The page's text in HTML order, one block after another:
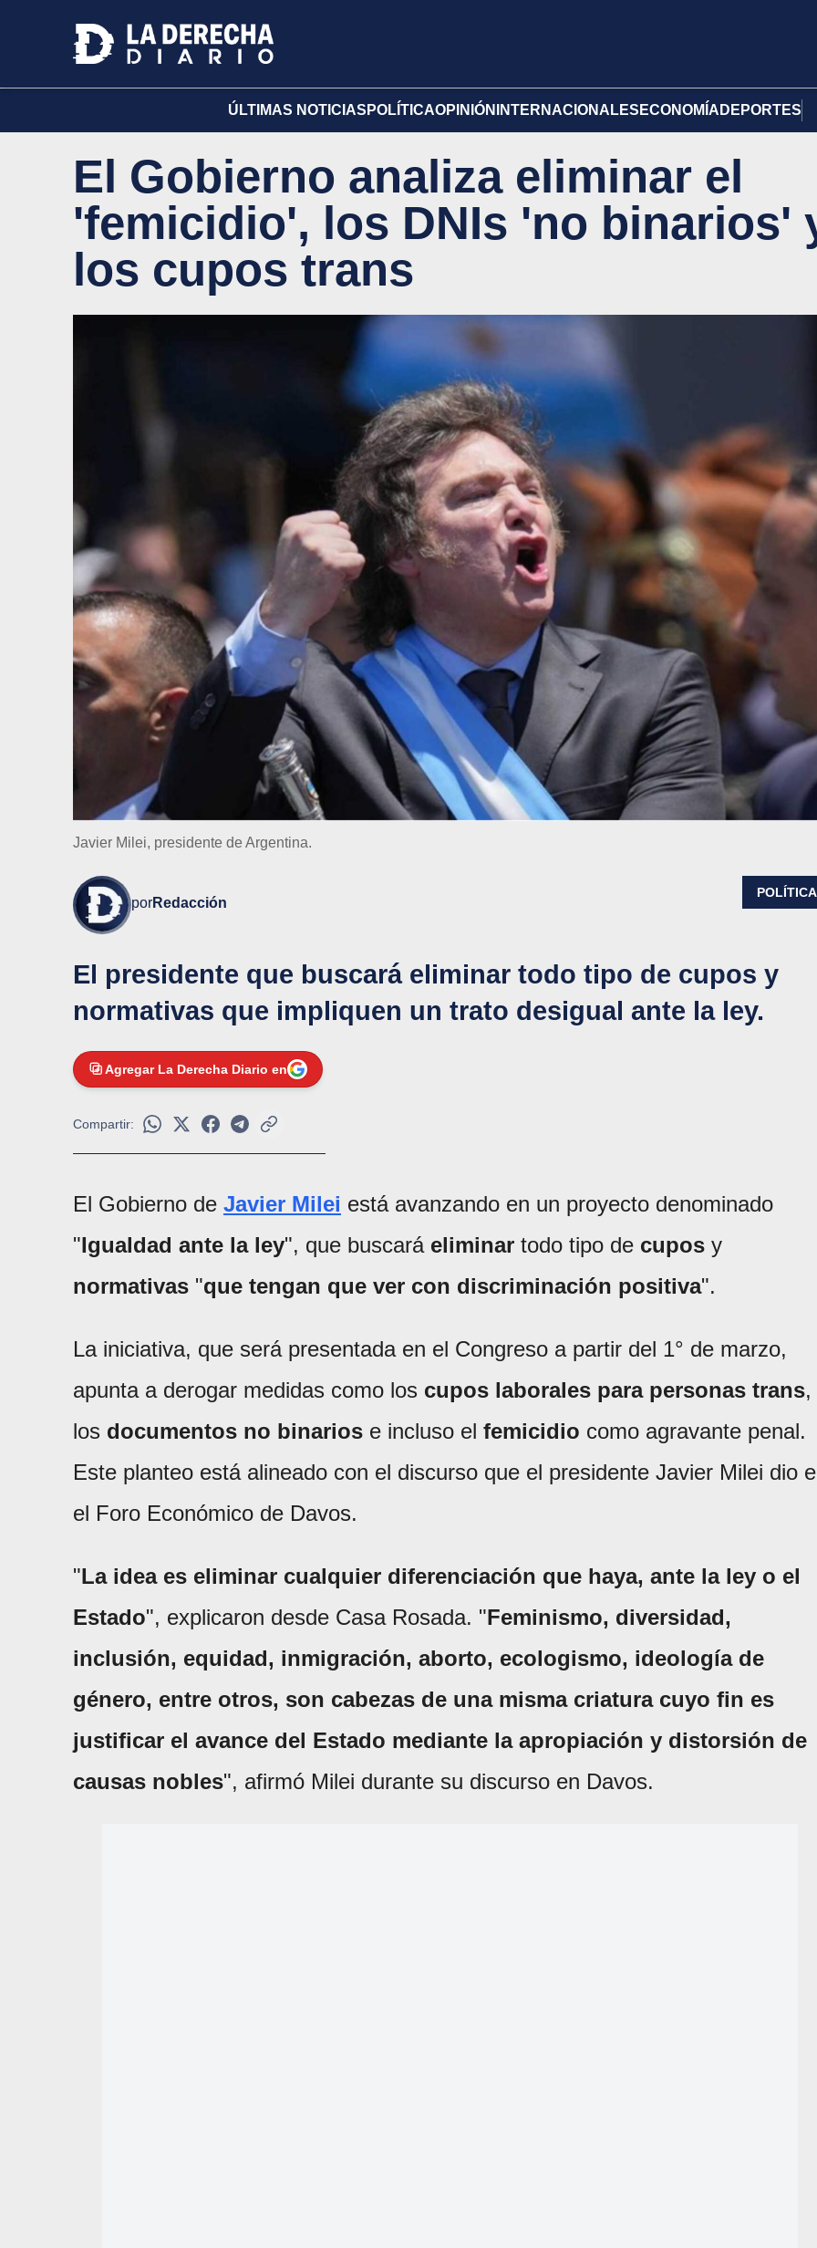
ÚLTIMAS NOTICIAS POLÍTICAOPINIÓN INTERNACIONALES ECONOMÍA DEPORTES
El Gobierno analiza eliminar el
'femicidio', los DNIs 'no binarios'
los cupos trans
Javier Milei, presidente de Argentina.
porRedacción
POLÍTICA
El presidente que buscará eliminar todo tipo de cupos y
normativas que impliquen un trato desigual ante la ley.
Agregar La Derecha Diario en
Compartir:
El Gobierno de Javier Milei está avanzando en un proyecto denominado
"Igualdad ante la ley", que buscará eliminar todo tipo de cupos y
normativas "que tengan que ver con discriminación positiva".
La iniciativa, que será presentada en el Congreso a partir del 1° de marzo,
apunta a derogar medidas como los cupos laborales para personas trans,
los documentos no binarios e incluso el femicidio como agravante penal.
Este planteo está alineado con el discurso que el presidente Javier Milei dio
el Foro Económico de Davos.
"La idea es eliminar cualquier diferenciación que haya, ante la ley o el
Estado", explicaron desde Casa Rosada. "Feminismo, diversidad,
inclusión, equidad, inmigración, aborto, ecologismo, ideología de
género, entre otros, son cabezas de una misma criatura cuyo fin es
justificar el avance del Estado mediante la apropiación y distorsión de
causas nobles", afirmó Milei durante su discurso en Davos.